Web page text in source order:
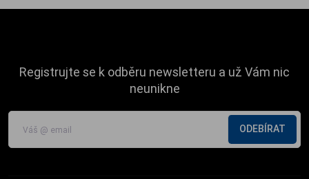
Registrujte se k odběru newsletteru a už Vám nic
neunikne
ODEBÍRAT